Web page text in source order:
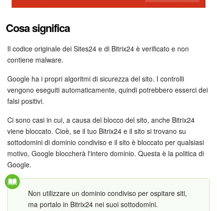
Webmail
Gruppi di lavoro
Incarichi e progetti
Progetti IA
CRM
Prenotazione online
Contact Center
Sales Center
Analisi CRM
Cosa significa
Il codice originale dei Sites24 e di Bitrix24 è verificato e non
contiene malware.
Google ha i propri algoritmi di sicurezza del sito. I controlli
vengono eseguiti automaticamente, quindi potrebbero esserci dei
falsi positivi.
Ci sono casi in cui, a causa del blocco del sito, anche Bitrix24
viene bloccato. Cioè, se il tuo Bitrix24 e il sito si trovano su
sottodomini di dominio condiviso e il sito è bloccato per qualsiasi
motivo, Google bloccherà l'intero dominio. Questa è la politica di
Google.
Non utilizzare un dominio condiviso per ospitare siti,
ma portalo in Bitrix24 nei suoi sottodomini.